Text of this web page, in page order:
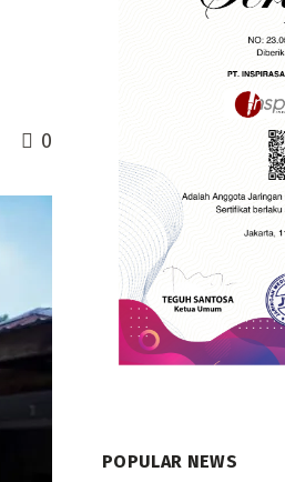
0
POPULAR NEWS